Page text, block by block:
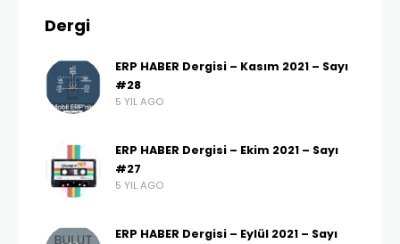
Dergi
ERP HABER Dergisi – Kasım 2021 – Sayı
#28
5 YIL AGO
ERP HABER Dergisi – Ekim 2021 – Sayı
#27
5 YIL AGO
ERP HABER Dergisi – Eylül 2021 – Sayı